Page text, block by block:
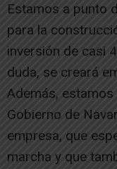
Estamos a punto
para la
inversión de casi
duda, se creará
Además,
Gobierno de
empresa, que
marcha y que